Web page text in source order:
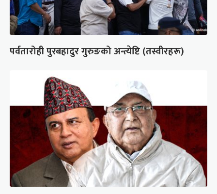
पर्वतारोही पुरबहादुर गुरुङको अन्त्येष्टि (तस्वीरहरू)